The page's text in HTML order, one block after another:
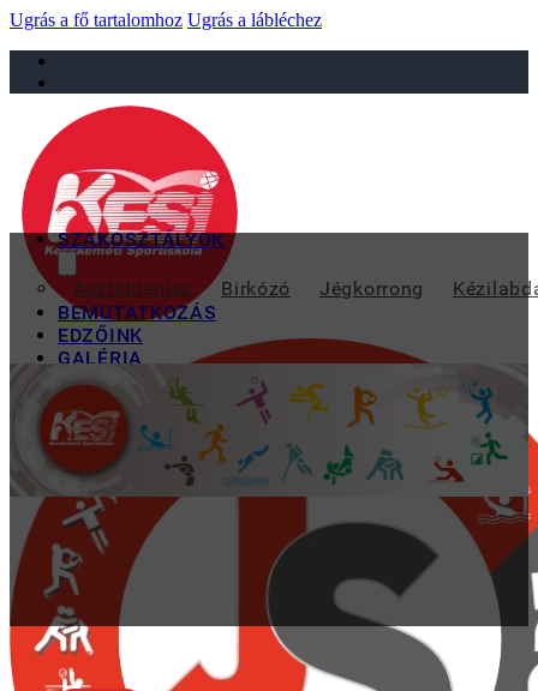
Ugrás a fő tartalomhoz Ugrás a lábléchez
sportiskola@juniorsportkft.hu
SZAKOSZTÁLYOK
Asztalitenisz Birkózó Jégkorrong
BEMUTATKOZÁS
EDZŐINK
GALÉRIA
TAO
KAPCSOLAT